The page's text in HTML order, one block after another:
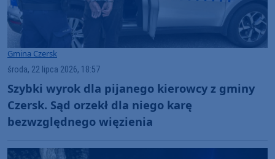
Gmina Czersk
środa, 22 lipca 2026, 18:57
Szybki wyrok dla pijanego kierowcy z gminy
Czersk. Sąd orzekł dla niego karę
bezwzględnego więzienia